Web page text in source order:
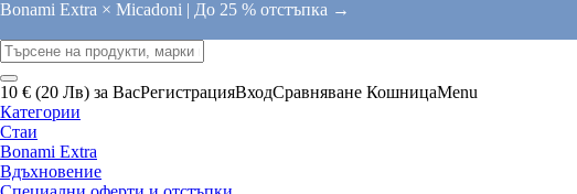
Bonami Extra × Micadoni | До 25 % отстъпка →
10 € (20 Лв) за ВасРегистрацияВходСравняване КошницаMenu
Категории
Стаи
Bonami Extra
Вдъхновение